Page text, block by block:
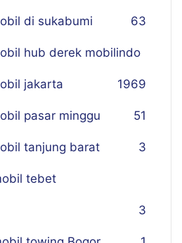
di sukabumi 63
hub derek mobilindo
69
jakarta 19
pasar minggu 51
tanjung barat 3
tebet
3